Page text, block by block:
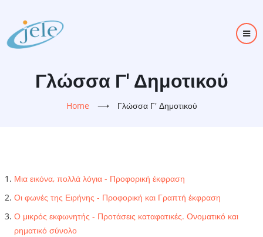
main
content
Γλώσσα Γ' Δημοτικού
Home ⟶ Γλώσσα Γ' Δημοτικού
Μια εικόνα, πολλά λόγια - Προφορική έκφραση
Οι φωνές της Ειρήνης - Προφορική και Γραπτή έκφραση
Ο μικρός εκφωνητής - Προτάσεις καταφατικές. Ονοματικό και
ρηματικό σύνολο